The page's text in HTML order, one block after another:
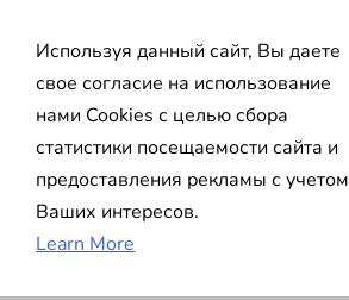
Используя данный сайт, Вы даете
свое согласие на использование
нами Cookies с целью сбора
статистики посещаемости сайта и
предоставления рекламы с учетом
Ваших интересов.
Learn More